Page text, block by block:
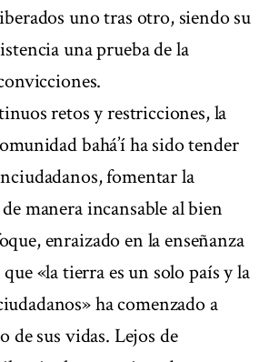
uno tras otro, siendo su
una prueba de la
retos y restricciones, la
bahá’í ha sido tender
fomentar la
manera incansable al bien
enraizado en la enseñanza
«la tierra es un solo país y la
ha comenzado a
de sus vidas. Lejos de